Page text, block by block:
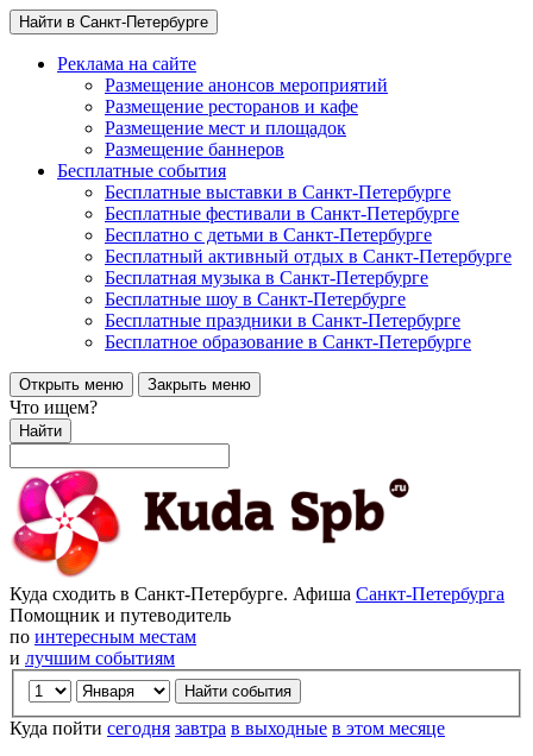
Найти в Санкт-Петербурге
Реклама на сайте
Размещение анонсов мероприятий
Размещение ресторанов и кафе
Размещение мест и площадок
Размещение баннеров
Бесплатные события
Бесплатные выставки в Санкт-Петербурге
Бесплатные фестивали в Санкт-Петербурге
Бесплатно с детьми в Санкт-Петербурге
Бесплатный активный отдых в Санкт-Петербурге
Бесплатная музыка в Санкт-Петербурге
Бесплатные шоу в Санкт-Петербурге
Бесплатные праздники в Санкт-Петербурге
Бесплатное образование в Санкт-Петербурге
Открыть меню Закрыть меню
Что ищем?
Найти
Куда сходить в Санкт-Петербурге. Афиша Санкт-Петербурга
Помощник и путеводитель
по интересным местам
и лучшим событиям
Куда пойти сегодня завтра в выходные в этом месяце